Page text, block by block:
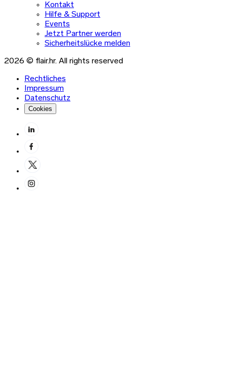
Kontakt
Hilfe & Support
Events
Jetzt Partner werden
Sicherheitslücke melden
2026 © flair.hr. All rights reserved
Rechtliches
Impressum
Datenschutz
Cookies